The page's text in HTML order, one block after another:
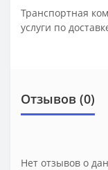
Транспортная
услуги по
Отзывов (0)
Нет отзывов о